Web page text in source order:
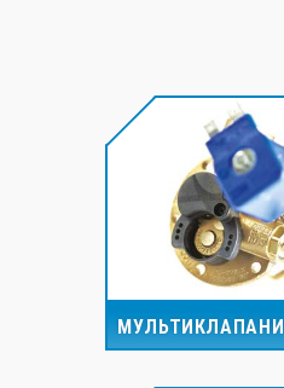
МУЛЬТИКЛАПАНИ